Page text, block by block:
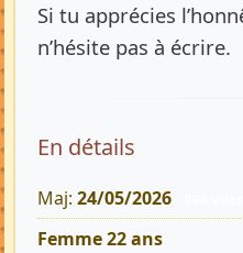
Si tu apprécies
n’hésite pas à écrire.
En détails
Maj: 24/05/2026
Femme 22 ans